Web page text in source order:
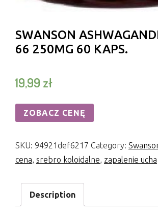
SWANSON
66 250MG 60 KAPS.
19,99 zł
ZOBACZ CENĘ
SKU: 94921def6217 Category:
cena srebro koloidalne zapalenie ucha
Description